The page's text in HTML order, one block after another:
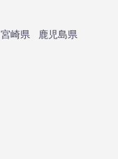
宮崎県
鹿児島県